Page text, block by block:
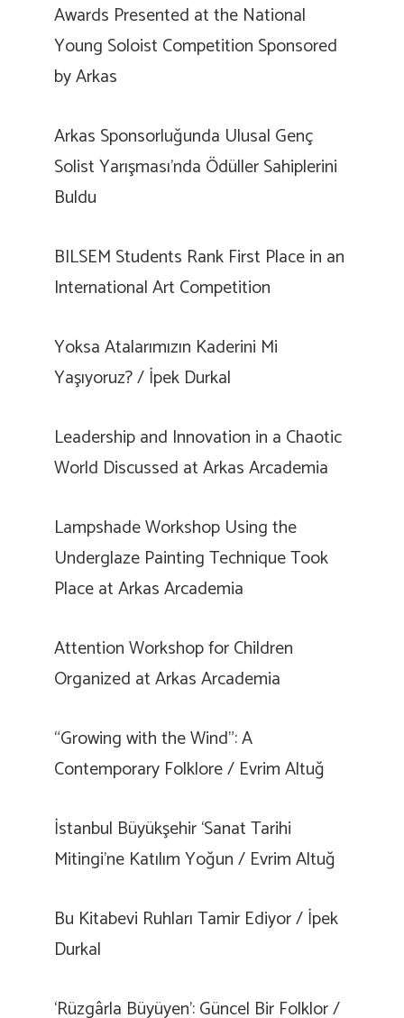
Awards Presented at the National
Young Soloist Competition Sponsored
by Arkas
Arkas Sponsorluğunda Ulusal Genç
Solist Yarışması’nda Ödüller Sahiplerini
Buldu
BILSEM Students Rank First Place in an
International Art Competition
Yoksa Atalarımızın Kaderini Mi
Yaşıyoruz? / İpek Durkal
Leadership and Innovation in a Chaotic
World Discussed at Arkas Arcademia
Lampshade Workshop Using the
Underglaze Painting Technique Took
Place at Arkas Arcademia
Attention Workshop for Children
Organized at Arkas Arcademia
“Growing with the Wind”: A
Contemporary Folklore / Evrim Altuğ
İstanbul Büyükşehir ‘Sanat Tarihi
Mitingi’ne Katılım Yoğun / Evrim Altuğ
Bu Kitabevi Ruhları Tamir Ediyor / İpek
Durkal
‘Rüzgârla Büyüyen’: Güncel Bir Folklor /